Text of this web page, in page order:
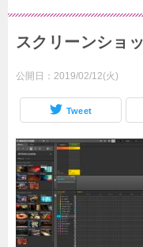
スクリーンショ
公開日： 2019/02/12(火)
Tweet